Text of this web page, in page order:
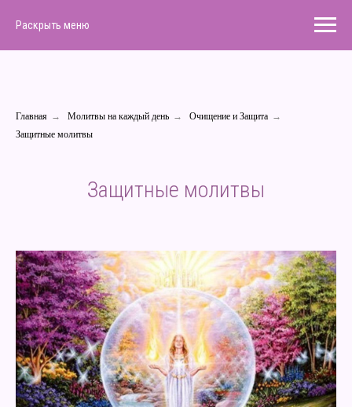
Раскрыть меню
Главная → Молитвы на каждый день → Очищение и Защита →
Защитные молитвы
Защитные молитвы